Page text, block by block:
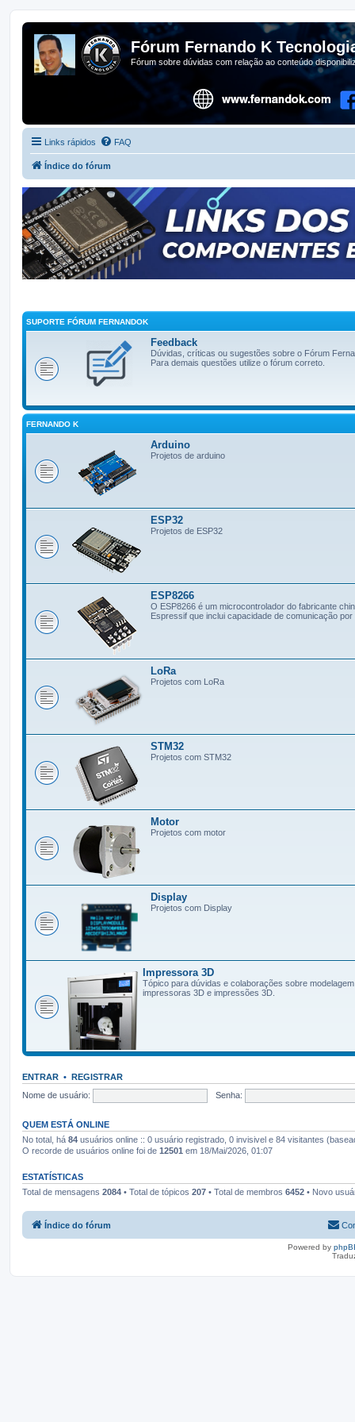
Fórum Fernando K
Fórum sobre dúvidas com relação ao conteúdo
Links rápidos FAQ
Índice do fórum
SUPORTE FÓRUM FERNANDOK
Feedback
Dúvidas, críticas ou sugestões sobre o Fórum
Para demais questões utilize o fórum correto.
FERNANDO K
Arduino
Projetos de arduino
ESP32
Projetos de ESP32
ESP8266
O ESP8266 é um microcontrolador do fabricante
Espressif que inclui capacidade de comunicação por
LoRa
Projetos com LoRa
STM32
Projetos com STM32
Motor
Projetos com motor
Display
Projetos com Display
Impressora 3D
Tópico para dúvidas e colaborações sobre
impressoras 3D e impressões 3D.
ENTRAR •
REGISTRAR
Nome de usuário:
Senha:
QUEM ESTÁ ONLINE
No total, há 84 usuários online :: 0 usuário registrado, 0 invisivel e 84 visitantes
O recorde de usuários online foi de 12501 em 18/Mai/2026, 01:07
ESTATÍSTICAS
Total de mensagens 2084 • Total de tópicos 207 • Total de membros 6452 • Novo
Índice do fórum
Powered by